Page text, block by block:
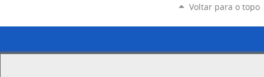
Voltar para o topo